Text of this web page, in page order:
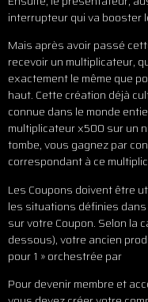
interrupteur qui va booster
Mais après avoir passé
recevoir un multiplicateur,
exactement le même que
haut. Cette création déjà
connue dans le monde
multiplicateur x500 sur un
tombe, vous gagnez par
correspondant à ce
Les Coupons doivent être
les situations définies
sur votre Coupon. Selon la
dessous), votre ancien
pour 1 » orchestrée par
Pour devenir membre et